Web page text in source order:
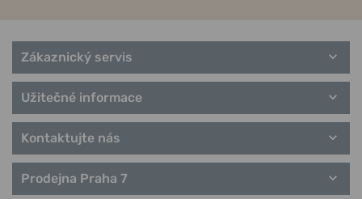
Zákaznický servis
Užitečné informace
Kontaktujte nás
Prodejna Praha 7